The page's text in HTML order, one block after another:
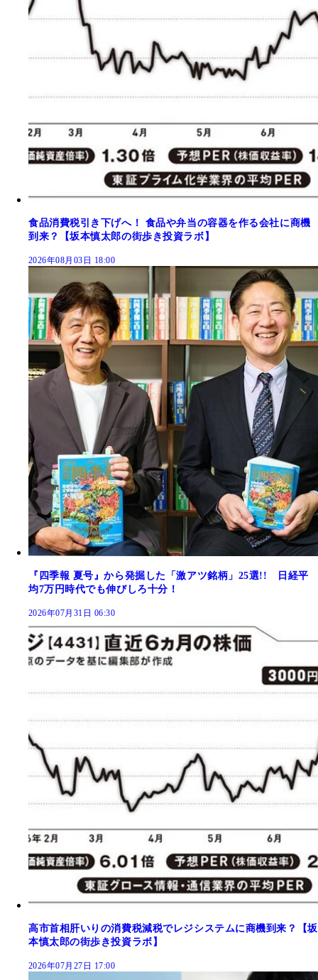
食品消費税引き下げへ！ 食品や弁当の容器を作る会社に商機
到来？【坂本慎太郎の街歩き投資ラボ】
2026年08月03日 18:00
『四季報 夏号』から発掘した「激アツ銘柄」25選!! 日経平
均7万円時代でも伸びしろ十分！
2026年07月31日 06:30
高市首相肝いりの消費税減税でレジシステムに商機到来？【坂
本慎太郎の街歩き投資ラボ】
2026年07月27日 17:00